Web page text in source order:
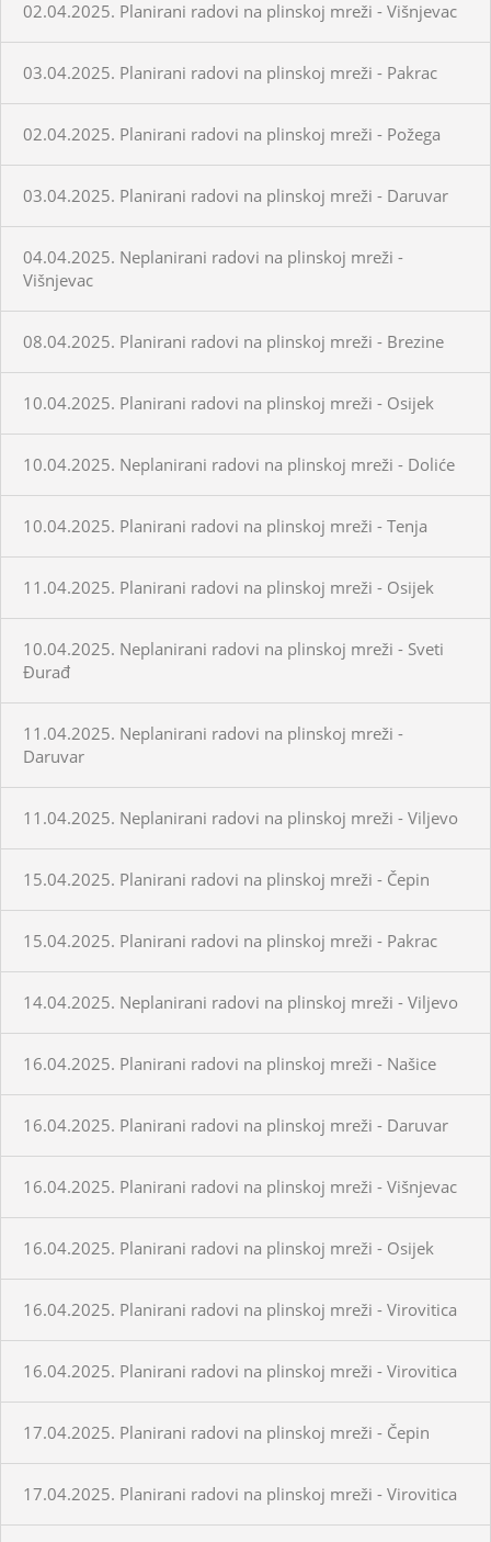
02.04.2025. Planirani radovi na plinskoj mreži - Višnjevac
03.04.2025. Planirani radovi na plinskoj mreži - Pakrac
02.04.2025. Planirani radovi na plinskoj mreži - Požega
03.04.2025. Planirani radovi na plinskoj mreži - Daruvar
04.04.2025. Neplanirani radovi na plinskoj mreži -
Višnjevac
08.04.2025. Planirani radovi na plinskoj mreži - Brezine
10.04.2025. Planirani radovi na plinskoj mreži - Osijek
10.04.2025. Neplanirani radovi na plinskoj mreži - Doliće
10.04.2025. Planirani radovi na plinskoj mreži - Tenja
11.04.2025. Planirani radovi na plinskoj mreži - Osijek
10.04.2025. Neplanirani radovi na plinskoj mreži - Sveti
Đurađ
11.04.2025. Neplanirani radovi na plinskoj mreži -
Daruvar
11.04.2025. Neplanirani radovi na plinskoj mreži - Viljevo
15.04.2025. Planirani radovi na plinskoj mreži - Čepin
15.04.2025. Planirani radovi na plinskoj mreži - Pakrac
14.04.2025. Neplanirani radovi na plinskoj mreži - Viljevo
16.04.2025. Planirani radovi na plinskoj mreži - Našice
16.04.2025. Planirani radovi na plinskoj mreži - Daruvar
16.04.2025. Planirani radovi na plinskoj mreži - Višnjevac
16.04.2025. Planirani radovi na plinskoj mreži - Osijek
16.04.2025. Planirani radovi na plinskoj mreži - Virovitica
16.04.2025. Planirani radovi na plinskoj mreži - Virovitica
17.04.2025. Planirani radovi na plinskoj mreži - Čepin
17.04.2025. Planirani radovi na plinskoj mreži - Virovitica